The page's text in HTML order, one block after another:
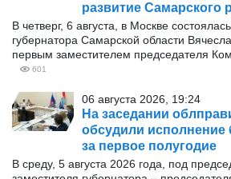
развитие Самарского
В четверг, 6 августа, в Москве
губернатора Самарской области
первым заместителем председателя
601
06 августа 2026, 19:24
На заседании
обсудили исполнение
за первое полугодие
В среду, 5 августа 2026 года, под